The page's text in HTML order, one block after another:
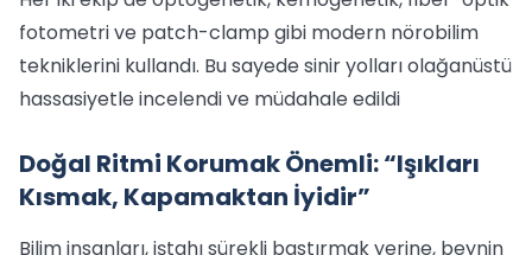
fotometri ve patch-clamp gibi modern nörobilim
tekniklerini kullandı. Bu sayede sinir yolları olağanüstü
hassasiyetle incelendi ve müdahale edildi
Doğal Ritmi Korumak Önemli: “Işıkları
Kısmak, Kapamaktan İyidir”
Bilim insanları, iştahı sürekli bastırmak yerine, beynin